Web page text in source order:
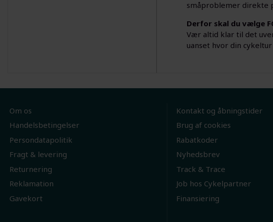
småproblemer direkte
Derfor skal du vælge
Vær altid klar til det
uanset hvor din
Om os
Handelsbetingelser
Persondatapolitik
Fragt & levering
Returnering
Reklamation
Gavekort
Kontakt og åbningstider
Brug af cookies
Rabatkoder
Nyhedsbrev
Track & Trace
Job hos Cykelpartner
Finansiering